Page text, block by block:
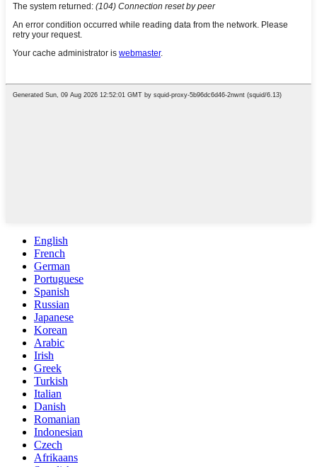
English
French
German
Portuguese
Spanish
Russian
Japanese
Korean
Arabic
Irish
Greek
Turkish
Italian
Danish
Romanian
Indonesian
Czech
Afrikaans